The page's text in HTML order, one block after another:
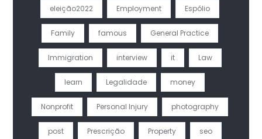
eleição2022 Employment Espólio
Family famous General Practice
Immigration interview it Law
learn Legalidade money
Nonprofit Personal Injury photography
post Prescrição Property seo